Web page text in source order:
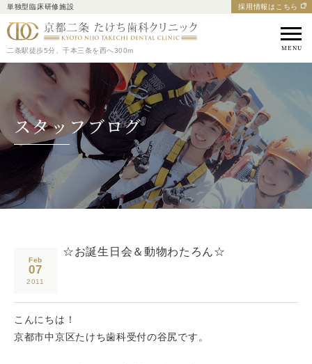
単独型臨床研修施設 採用情報はこちら
京都市中京区の歯医者
二条駅徒歩5分、千本三条を西へ300m
スタッフブログ
Feb
07
2011
☆お誕生日会＆動物わたろん☆
こんにちは！
京都市中京区たけち歯科受付の谷尻です。